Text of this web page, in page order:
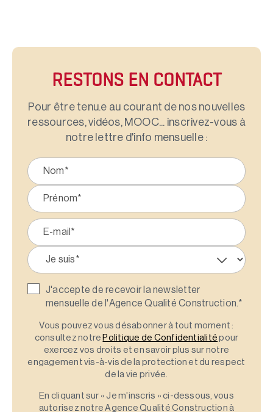
RESTONS EN CONTACT
Pour être tenu.e au courant de nos nouvelles
ressources, vidéos, MOOC... inscrivez-vous à
notre lettre d'info mensuelle :
J'accepte de recevoir la newsletter
mensuelle de l'Agence Qualité Construction.*
Vous pouvez vous désabonner à tout moment :
consultez notre Politique de Confidentialité pour
exercez vos droits et en savoir plus sur notre
engagement vis-à-vis de la protection et du respect
de la vie privée.
En cliquant sur « Je m'inscris » ci-dessous, vous
autorisez notre Agence Qualité Construction à